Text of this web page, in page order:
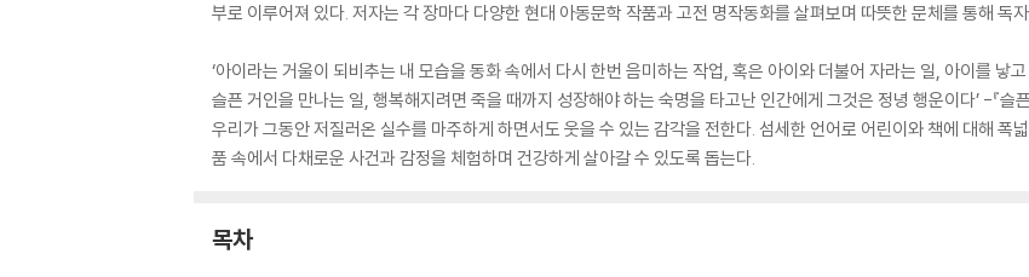
부로 이루어져 있다. 저자는 각 장마다 다양한 현대 아동문학 작품과 고전 명작동화를 살펴보며 따뜻한 문체를 통해 독
‘아이라는 거울이 되비추는 내 모습을 동화 속에서 다시 한번 음미하는 작업, 혹은 아이와 더불어 자라는 일, 아이를 낳
슬픈 거인을 만나는 일, 행복해지려면 죽을 때까지 성장해야 하는 숙명을 타고난 인간에게 그것은 정녕 행운이다’ -『슬
우리가 그동안 저질러온 실수를 마주하게 하면서도 웃을 수 있는 감각을 전한다. 섬세한 언어로 어린이와 책에 대해 폭
품 속에서 다채로운 사건과 감정을 체험하며 건강하게 살아갈 수 있도록 돕는다.
목차